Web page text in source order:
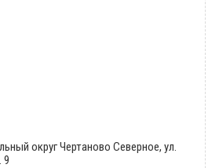
округ Чертаново Северное, ул.
9